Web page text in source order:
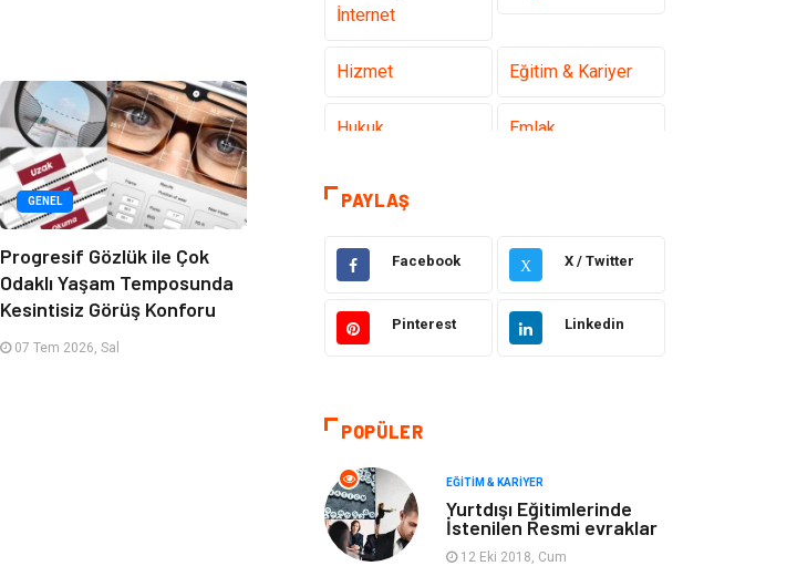
GENEL
Progresif Gözlük ile Çok
Odaklı Yaşam Temposunda
Kesintisiz Görüş Konforu
07 Tem 2026, Sal
İnternet
Hizmet Eğitim & Kariyer
Hukuk Emlak
Otomotiv
Giyim Keyif & Hobi
Ev Dekorasyon Organizasyon
PAYLAŞ
Facebook X X / Twitter
Pinterest Linkedin
POPÜLER
EĞITIM & KARIYER
Yurtdışı Eğitimlerinde
İstenilen Resmi evraklar
12 Eki 2018, Cum